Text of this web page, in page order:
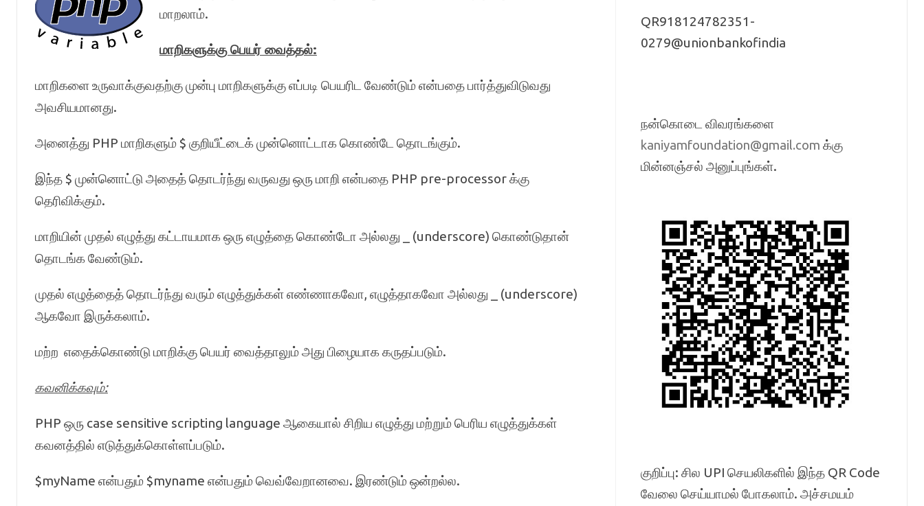
மாறலாம்.
மாறிகளுக்கு பெயர் வைத்தல்:
மாறிகளை உருவாக்குவதற்கு முன்பு மாறிகளுக்கு எப்படி பெயரிட வேண்டும் என்பதை பார்த்துவிடுவது
அவசியமானது.
அனைத்து PHP மாறிகளும் $ குறியீட்டைக் முன்னொட்டாக கொண்டே தொடங்கும்.
இந்த $ முன்னொட்டு அதைத் தொடர்ந்து வருவது ஒரு மாறி என்பதை PHP pre-processor க்கு
தெரிவிக்கும்.
மாறியின் முதல் எழுத்து கட்டாயமாக ஒரு எழுத்தை கொண்டோ அல்லது _ (underscore) கொண்டுதான்
தொடங்க வேண்டும்.
முதல் எழுத்தைத் தொடர்ந்து வரும் எழுத்துக்கள் எண்ணாகவோ, எழுத்தாகவோ அல்லது _ (underscore)
ஆகவோ இருக்கலாம்.
மற்ற எதைக்கொண்டு மாறிக்கு பெயர் வைத்தாலும் அது பிழையாக கருதப்படும்.
கவனிக்கவும்:
PHP ஒரு case sensitive scripting language ஆகையால் சிறிய எழுத்து மற்றும் பெரிய எழுத்துக்கள்
கவனத்தில் எடுத்துக்கொள்ளப்படும்.
$myName என்பதும் $myname என்பதும் வெவ்வேறானவை. இரண்டும் ஒன்றல்ல.
QR918124782351-
0279@unionbankofindia
நன்கொடை விவரங்களை
kaniyamfoundation@gmail.com க்கு
மின்னஞ்சல் அனுப்புங்கள்.
குறிப்பு: சில UPI செயலிகளில் இந்த QR Code
வேலை செய்யாமல் போகலாம். அச்சமயம்